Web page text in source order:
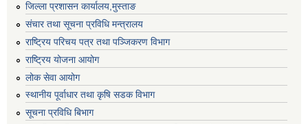
जिल्ला प्रशासन कार्यालय,मुस्ताङ
संचार तथा सूचना प्रविधि मन्त्रालय
राष्ट्रिय परिचय पत्र तथा पञ्जिकरण विभाग
राष्ट्रिय योजना आयोग
लोक सेवा आयोग
स्थानीय पूर्वाधार तथा कृषि सडक विभाग
सूचना प्रविधि बिभाग